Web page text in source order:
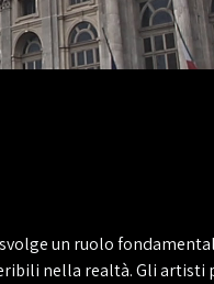
un ruolo
nella realtà. Gli artisti